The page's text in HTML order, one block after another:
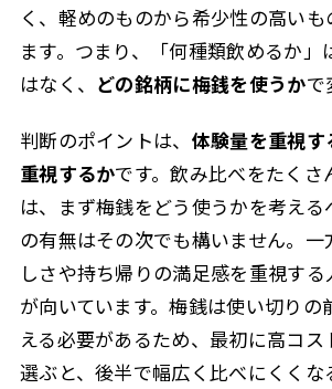
く、軽めのものから希少性の高いも
ます。つまり、「何種類飲めるか」
はなく、 どの銘柄に梅銭を使うかで
判断のポイントは、 体験量を重視
重視するかです。飲み比べをたくさ
は、まず梅銭をどう使うかを考える
の有無はその次でも構いません。一
しさや持ち帰りの満足感を重視す
が向いています。梅銭は使い切りの
える必要があるため、最初に高コス
選ぶと、後半で幅広く比べにくく